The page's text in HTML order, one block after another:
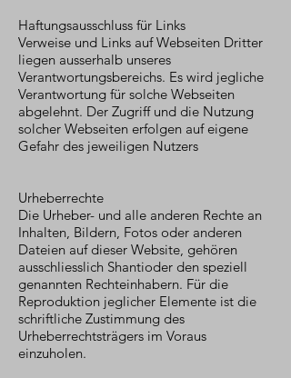
Haftungsausschluss für Links
Verweise und Links auf Webseiten Dritter
liegen ausserhalb unseres
Verantwortungsbereichs. Es wird jegliche
Verantwortung für solche Webseiten
abgelehnt. Der Zugriff und die Nutzung
solcher Webseiten erfolgen auf eigene
Gefahr des jeweiligen Nutzers
Urheberrechte
Die Urheber- und alle anderen Rechte an
Inhalten, Bildern, Fotos oder anderen
Dateien auf dieser Website, gehören
ausschliesslich Shantioder den speziell
genannten Rechteinhabern. Für die
Reproduktion jeglicher Elemente ist die
schriftliche Zustimmung des
Urheberrechtsträgers im Voraus
einzuholen.